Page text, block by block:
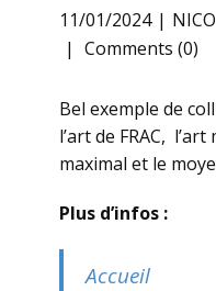
11/01/2024
Comments (0)
Bel exemple de
l’art de FRAC,
maximal et le
Plus d’infos :
Accueil